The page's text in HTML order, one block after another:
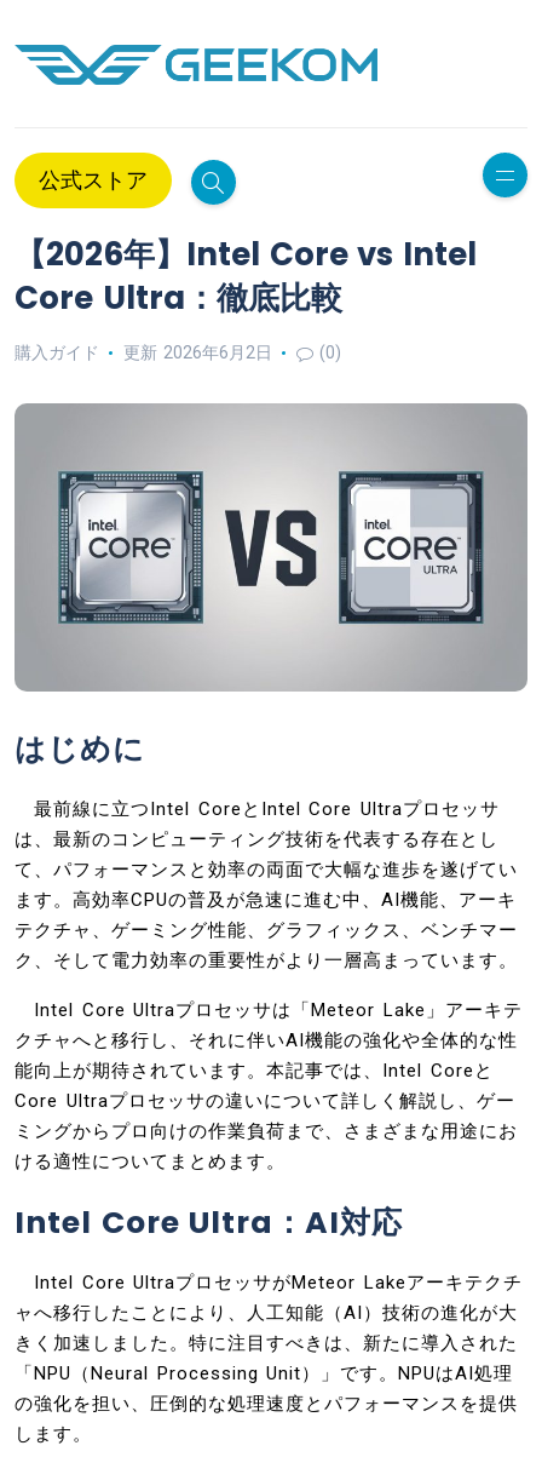
公式ストア
【2026年】Intel Core vs Intel
Core Ultra：徹底比較
購入ガイド 更新 2026年6月2日 (0)
はじめに
最前線に立つIntel CoreとIntel Core Ultraプロセッサ
は、最新のコンピューティング技術を代表する存在とし
て、パフォーマンスと効率の両面で大幅な進歩を遂げてい
ます。高効率CPUの普及が急速に進む中、AI機能、アーキ
テクチャ、ゲーミング性能、グラフィックス、ベンチマー
ク、そして電力効率の重要性がより一層高まっています。
Intel Core Ultraプロセッサは「Meteor Lake」アーキテ
クチャへと移行し、それに伴いAI機能の強化や全体的な性
能向上が期待されています。本記事では、Intel Coreと
Core Ultraプロセッサの違いについて詳しく解説し、ゲー
ミングからプロ向けの作業負荷まで、さまざまな用途にお
ける適性についてまとめます。
Intel Core Ultra：AI対応
Intel Core UltraプロセッサがMeteor Lakeアーキテクチ
ャへ移行したことにより、人工知能（AI）技術の進化が大
きく加速しました。特に注目すべきは、新たに導入された
「NPU（Neural Processing Unit）」です。NPUはAI処理
の強化を担い、圧倒的な処理速度とパフォーマンスを提供
します。